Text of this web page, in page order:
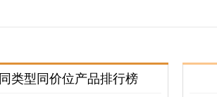
同类型同价位产品排行榜